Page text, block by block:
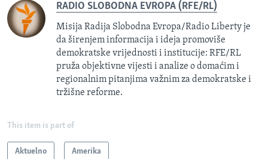
RADIO SLOBODNA EVROPA (RFE/RL)
Misija Radija Slobodna Evropa/Radio Liberty je
da širenjem informacija i ideja promoviše
demokratske vrijednosti i institucije: RFE/RL
pruža objektivne vijesti i analize o domaćim i
regionalnim pitanjima važnim za demokratske i
tržišne reforme.
This item is part of
Aktuelno Amerika